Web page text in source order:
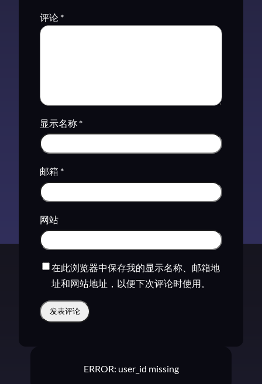
评论 *
显示名称 *
邮箱 *
网站
在此浏览器中保存我的显示名称、邮箱地
址和网站地址，以便下次评论时使用。
ERROR: user_id missing